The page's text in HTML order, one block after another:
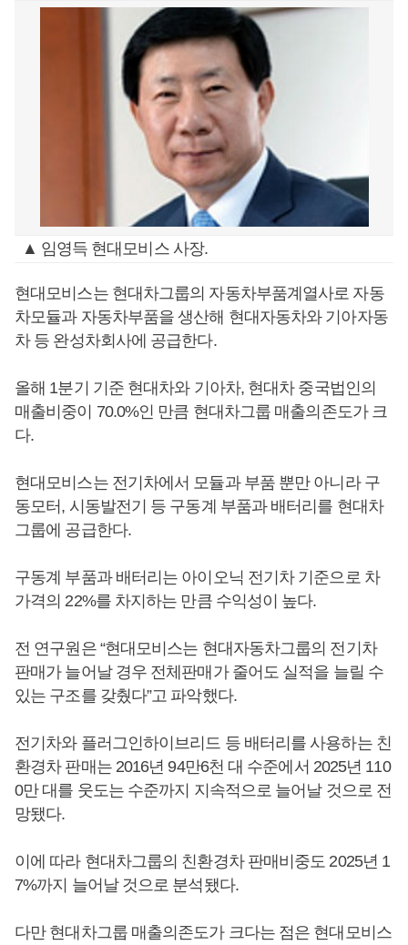
▲ 임영득 현대모비스 사장.
현대모비스는 현대차그룹의 자동차부품계열사로 자동
차모듈과 자동차부품을 생산해 현대자동차와 기아자동
차 등 완성차회사에 공급한다.
올해 1분기 기준 현대차와 기아차, 현대차 중국법인의
매출비중이 70.0%인 만큼 현대차그룹 매출의존도가 크
다.
현대모비스는 전기차에서 모듈과 부품 뿐만 아니라 구
동모터, 시동발전기 등 구동계 부품과 배터리를 현대차
그룹에 공급한다.
구동계 부품과 배터리는 아이오닉 전기차 기준으로 차
가격의 22%를 차지하는 만큼 수익성이 높다.
전 연구원은 “현대모비스는 현대자동차그룹의 전기차
판매가 늘어날 경우 전체판매가 줄어도 실적을 늘릴 수
있는 구조를 갖췄다”고 파악했다.
전기차와 플러그인하이브리드 등 배터리를 사용하는 친
환경차 판매는 2016년 94만6천 대 수준에서 2025년 110
0만 대를 웃도는 수준까지 지속적으로 늘어날 것으로 전
망됐다.
이에 따라 현대차그룹의 친환경차 판매비중도 2025년 1
7%까지 늘어날 것으로 분석됐다.
다만 현대차그룹 매출의존도가 크다는 점은 현대모비스